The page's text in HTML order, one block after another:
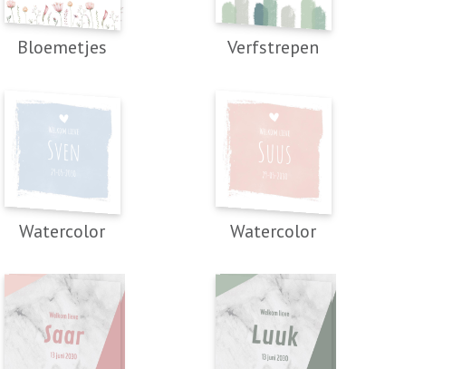
Bloemetjes Verfstrepen
Watercolor Watercolor